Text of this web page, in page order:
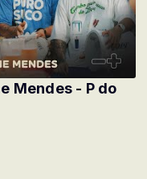
Mendes - P do